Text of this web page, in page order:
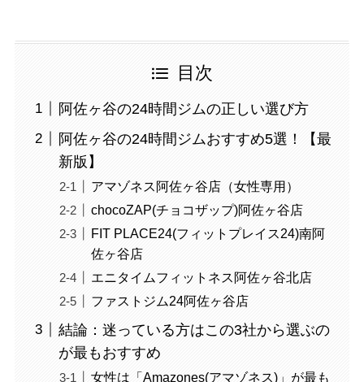
目次
阿佐ヶ谷の24時間ジムの正しい選び方
阿佐ヶ谷の24時間ジムおすすめ5選！【最
新版】
アマゾネス阿佐ヶ谷店（女性専用）
chocoZAP(チョコザップ)阿佐ヶ谷店
FIT PLACE24(フィットプレイス24)南阿
佐ヶ谷店
エニタイムフィットネス阿佐ヶ谷北店
ファストジム24阿佐ヶ谷店
結論：迷っている方はこの3社から選ぶの
が最もおすすめ
女性は「Amazones(アマゾネス)」が最も